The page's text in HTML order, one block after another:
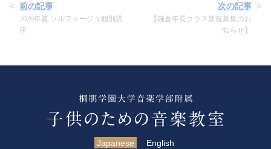
前の記事
2026年夏 ソルフェージュ個別講
座
次の記事
【鎌倉年長クラス新規募集のお
知らせ】
Japanese English